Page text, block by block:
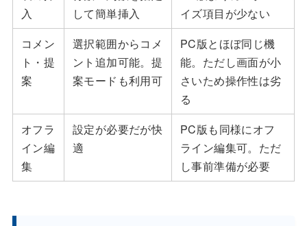
入
して簡単挿入
イズ項目が少ない
コメン
ト・提
案
選択範囲からコメ
ント追加可能。提
案モードも利用可
PC版とほぼ同じ機
能。ただし画面が小
さいため操作性は劣
る
オフラ
イン編
集
設定が必要だが快
適
PC版も同様にオフ
ライン編集可。ただ
し事前準備が必要